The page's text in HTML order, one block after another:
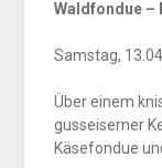
Waldfondue –
Samstag,
Über einem
gusseiserner
Käsefondue